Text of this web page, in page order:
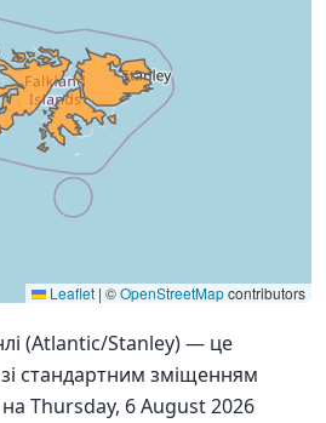
Leaflet | ©OpenStreetMapcontributors
(Atlantic/Stanley) — це
стандартним зміщенням
Thursday, 6 August 2026